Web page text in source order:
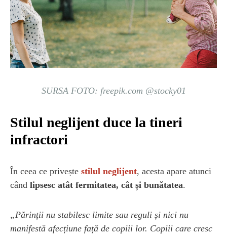
SURSA FOTO: freepik.com @stocky01
Stilul neglijent duce la tineri
infractori
În ceea ce privește stilul neglijent, acesta apare atunci
când lipsesc atât fermitatea, cât și bunătatea.
„Părinții nu stabilesc limite sau reguli și nici nu
manifestă afecțiune față de copiii lor. Copiii care cresc